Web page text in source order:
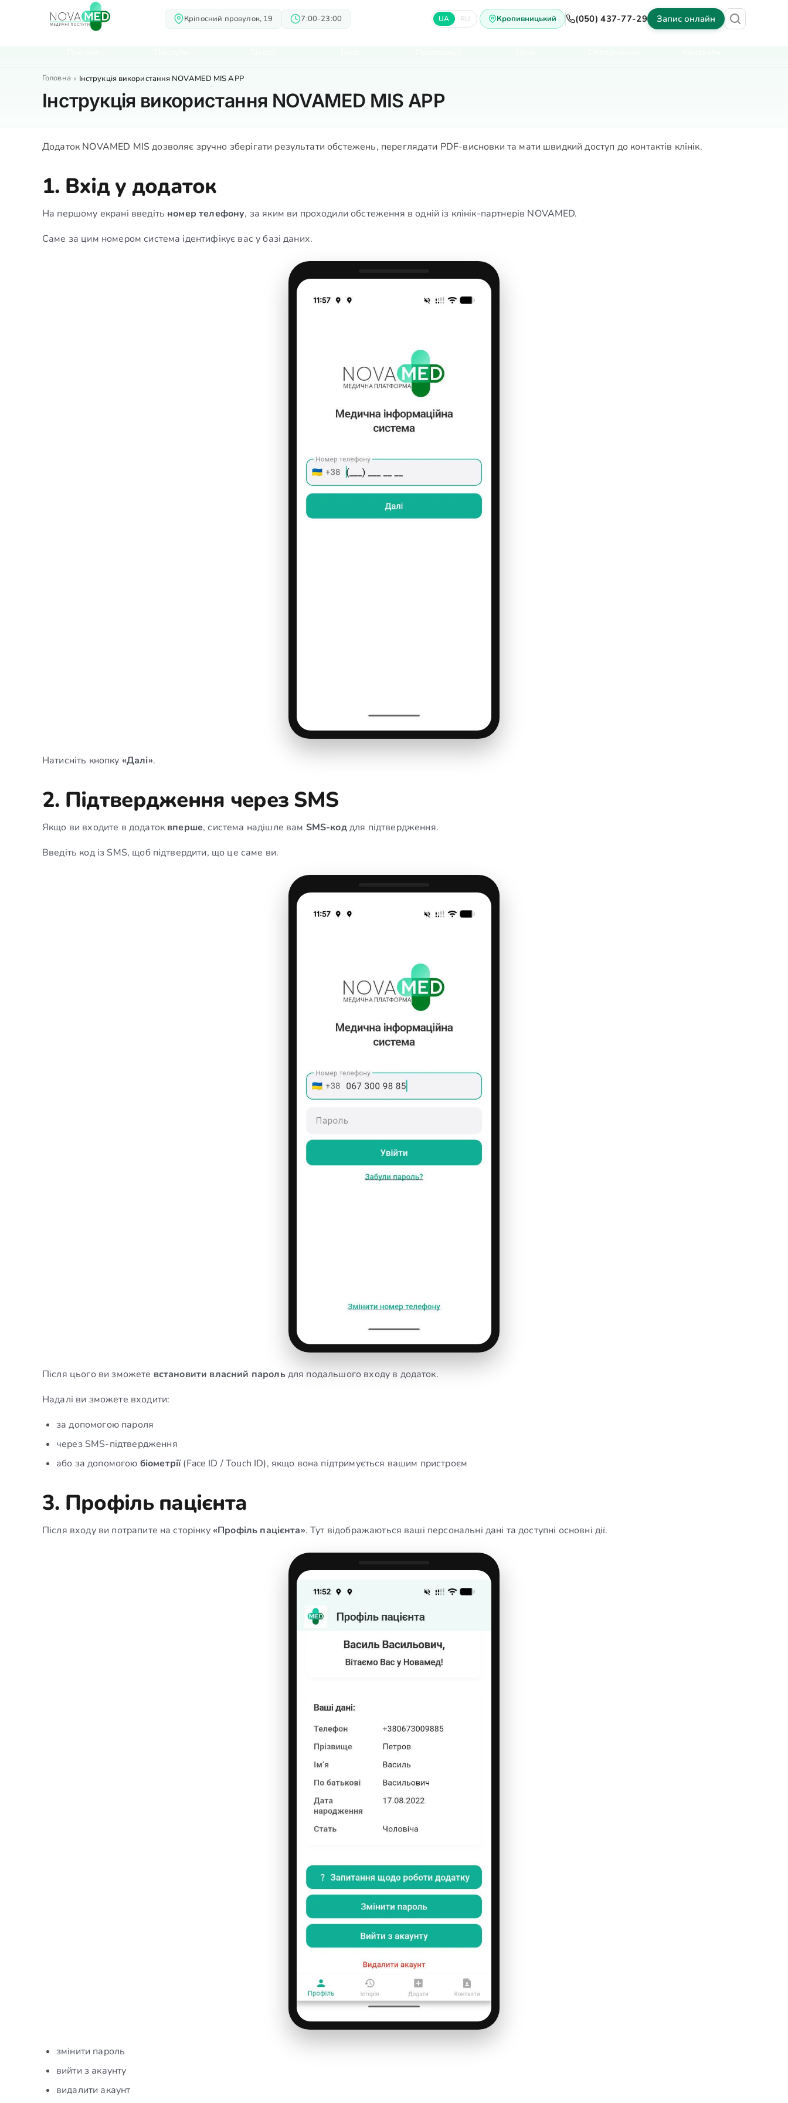
Кріпосний провулок, 19 7:00-23:00 UA RU Кропивницький (050) 437-77-29 Запис онлайн
Головна » Інструкція використання NOVAMED MIS APP
Інструкція використання NOVAMED MIS APP
Додаток NOVAMED MIS дозволяє зручно зберігати результати обстежень, переглядати PDF-висновки та мати швидкий доступ до контактів клінік.
1. Вхід у додаток
На першому екрані введіть номер телефону, за яким ви проходили обстеження в одній із клінік-партнерів NOVAMED.
Саме за цим номером система ідентифікує вас у базі даних.
Натисніть кнопку «Далі».
2. Підтвердження через SMS
Якщо ви входите в додаток вперше, система надішле вам SMS-коддля підтвердження.
Введіть код із SMS, щоб підтвердити, що це саме ви.
Після цього ви зможете встановити власний парольдля подальшого входу в додаток.
Надалі ви зможете входити:
за допомогою пароля
через SMS-підтвердження
або за допомогою біометрії(Face ID / Touch ID), якщо вона підтримується вашим пристроєм
3. Профіль пацієнта
Після входу ви потрапите на сторінку «Профіль пацієнта». Тут відображаються ваші персональні дані та доступні основні дії.
змінити пароль
вийти з акаунту
видалити акаунт